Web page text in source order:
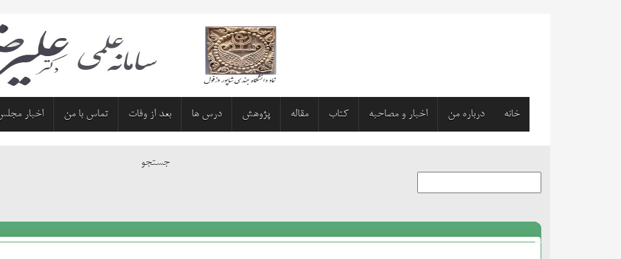
خانه درباره من اخبار و مصاحبه کتاب مقاله پژوهش درس ها بعد از وفات تماس با من اخبار
جستجو